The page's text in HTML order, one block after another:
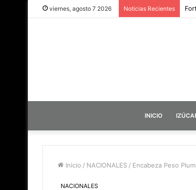
viernes, agosto 7 2026 Noticias Recientes
INICIO
Inicio / NACIONALES / Encabeza Peso
NACIONALES